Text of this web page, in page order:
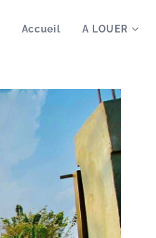
Accueil A LOUER